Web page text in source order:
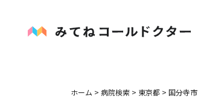
ホーム > 病院検索 > 東京都 > 国分寺市